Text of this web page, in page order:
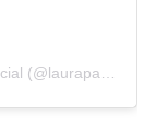
Un post condiviso da Laura Pausini Official (@laurapausini)